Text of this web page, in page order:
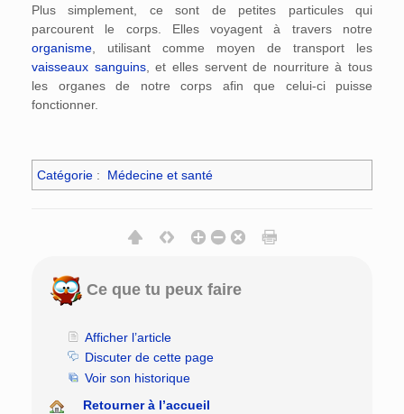
Plus simplement, ce sont de petites particules qui
parcourent le corps. Elles voyagent à travers notre
organisme , utilisant comme moyen de transport les
vaisseaux sanguins, et elles servent de nourriture à tous
les organes de notre corps afin que celui-ci puisse
fonctionner.
Catégorie : Médecine et santé
Ce que tu peux faire
Afficher l’article
Discuter de cette page
Voir son historique
Retourner à l’accueil